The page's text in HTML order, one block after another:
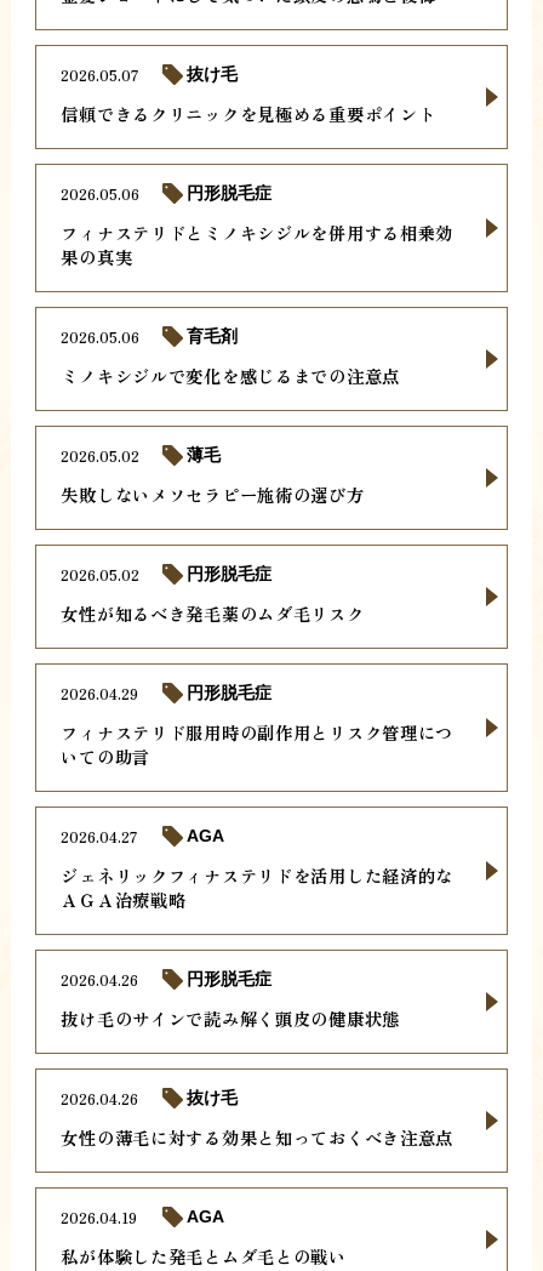
信頼できるクリニックを見極める重要ポイント
2026.05.07 抜け毛
フィナステリドとミノキシジルを併用する相乗効
果の真実
2026.05.06 円形脱毛症
ミノキシジルで変化を感じるまでの注意点
2026.05.06 育毛剤
失敗しないメソセラピー施術の選び方
2026.05.02 薄毛
女性が知るべき発毛薬のムダ毛リスク
2026.05.02 円形脱毛症
フィナステリド服用時の副作用とリスク管理につ
いての助言
2026.04.29 円形脱毛症
ジェネリックフィナステリドを活用した経済的な
ＡＧＡ治療戦略
2026.04.27 AGA
抜け毛のサインで読み解く頭皮の健康状態
2026.04.26 円形脱毛症
女性の薄毛に対する効果と知っておくべき注意点
2026.04.26 抜け毛
私が体験した発毛とムダ毛との戦い
2026.04.19 AGA